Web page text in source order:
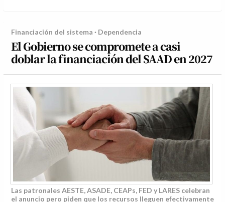
Financiación del sistema · Dependencia
El Gobierno se compromete a casi
doblar la financiación del SAAD en 2027
Las patronales AESTE, ASADE, CEAPs, FED y LARES celebran
el anuncio pero piden que los recursos lleguen efectivamente